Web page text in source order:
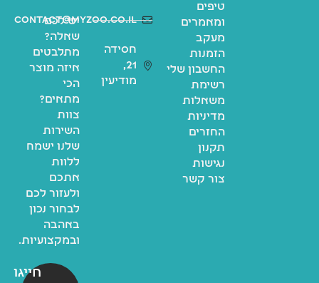
טיפים
ומאמרים
מעקב
הזמנות
החשבון שלי
רשימת
משאלות
מדיניות
החזרים
תקנון
נגישות
צור קשר
contact@myzoo.co.il
חסידה
21,
מודיעין
יש לכם
שאלה?
מתלבטים
איזה מוצר
הכי
מתאים?
צוות
השירות
שלנו ישמח
ללוות
אתכם
ולעזור לכם
לבחור נכון
באהבה
ובמקצועיות.
חייגו